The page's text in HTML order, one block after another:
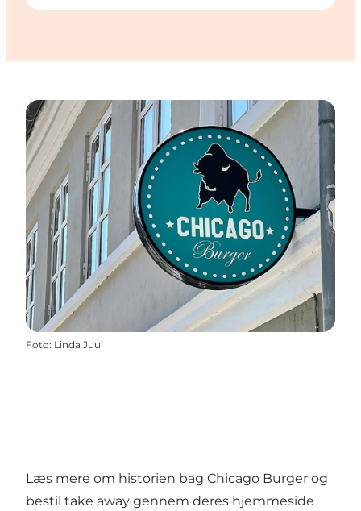
Foto: Linda Juul
Læs mere om historien bag Chicago Burger og
bestil take away gennem deres hjemmeside